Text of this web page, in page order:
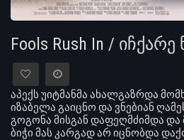
Fools Rush In /
აპექს უიტმანმა ახალგაზრდა
იზაბელა გაიცნო და ვნებიან
გოგონა მისგან დაფეღმძიმდა და
ბიჭი მას კარგად არ იცნობდა